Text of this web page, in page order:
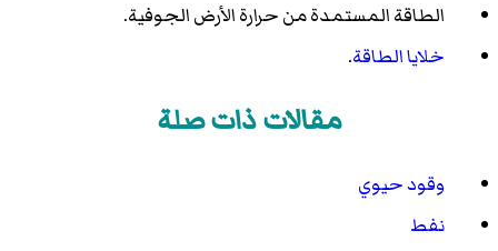
الطاقة المستمدة من حرارة الأرض الجوفية.
خلايا الطاقة.
مقالات ذات صلة
وقود حيوي
نفط